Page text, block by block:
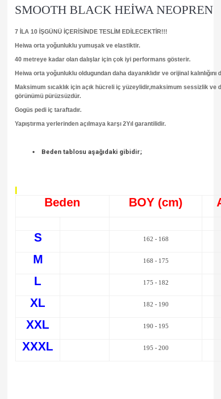
SMOOTH BLACK HEİWA NEOPREN
7 İLA 10 İŞGÜNÜ İÇERİSİNDE TESLİM EDİLECEKTİR!!!
Heiwa orta yoğunluklu yumuşak ve elastiktir.
40 metreye kadar olan dalışlar için çok iyi performans gösterir.
Heiwa orta yoğunluklu oldugundan daha dayanıklıdır ve orijinal
Maksimum sıcaklık için açık hücreli iç yüzeylidir,maksimum sessizlik ve
görünümü pürüzsüzdür.
Gogüs pedi iç taraftadır.
Yapıştırma yerlerinden açılmaya karşı 2Yıl garantilidir.
Beden tablosu aşağıdaki gibidir;
Beden BOY (cm)
S 162 - 168
M 168 - 175
L 175 - 182
XL 182 - 190
XXL 190 - 195
XXXL 195 - 200